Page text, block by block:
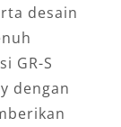
desain
GR-S
dengan